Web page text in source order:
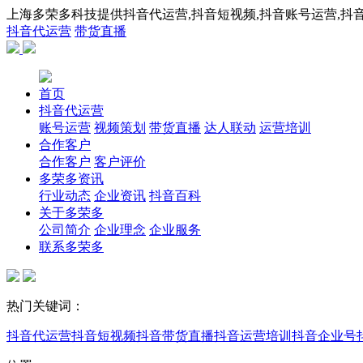
上海多荣多科技提供抖音代运营,抖音短视频,抖音账号运营,
抖音代运营 带货直播
首页
抖音代运营
账号运营 视频策划 带货直播 达人联动 运营培训
合作客户
合作客户 客户评价
多荣多资讯
行业动态 企业资讯 抖音百科
关于多荣多
公司简介 企业理念 企业服务
联系多荣多
热门关键词：
抖音代运营抖音短视频抖音带货直播抖音运营培训 抖音企业号